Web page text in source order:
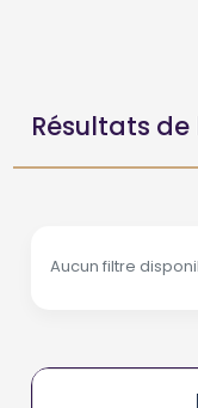
Résultats
Aucun filtre